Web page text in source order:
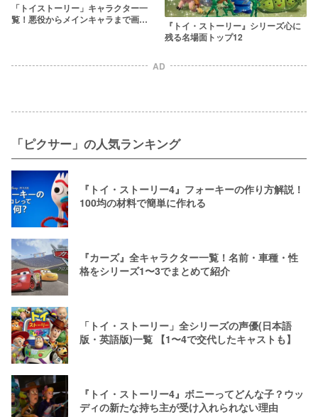
「トイストーリー」キャラクター一
覧！悪役からメインキャラまで画像
『トイ・ストーリー』シリーズ心に
残る名場面トップ12
AD
「ピクサー」の人気ランキング
『トイ・ストーリー4』フォーキーの作り方解説！
100均の材料で簡単に作れる
『カーズ』全キャラクター一覧！名前・車種・性
格をシリーズ1〜3でまとめて紹介
「トイ・ストーリー」全シリーズの声優(日本語
版・英語版)一覧 【1〜4で交代したキャストも】
『トイ・ストーリー4』ボニーってどんな子？ウッ
ディの新たな持ち主が受け入れられない理由